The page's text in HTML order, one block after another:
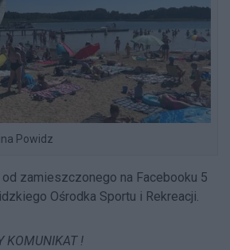
Powidz
zamieszczonego na Facebooku 5
Ośrodka Sportu i Rekreacji.
KOMUNIKAT !